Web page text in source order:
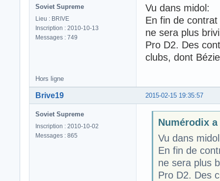
Soviet Supreme
Lieu : BRIVE
Inscription : 2010-10-13
Messages : 749
Vu dans midol:
En fin de
ne sera plus
Pro D2. Des
clubs, dont
Hors ligne
2015-02-15 19:35:57
Brive19
Soviet Supreme
Inscription : 2010-10-02
Messages : 865
Numérodix
Vu dans
En fin de
ne sera plus
Pro D2. Des